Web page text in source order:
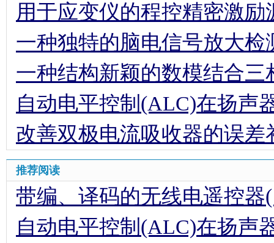
用于应变仪的程控精密激励
一种独特的脑电信号放大检
一种结构新颖的数模结合
自动电平控制(ALC)在扬声
改善双极电流吸收器的误差
推荐阅读
带编、译码的无线电遥控器
自动电平控制(ALC)在扬声